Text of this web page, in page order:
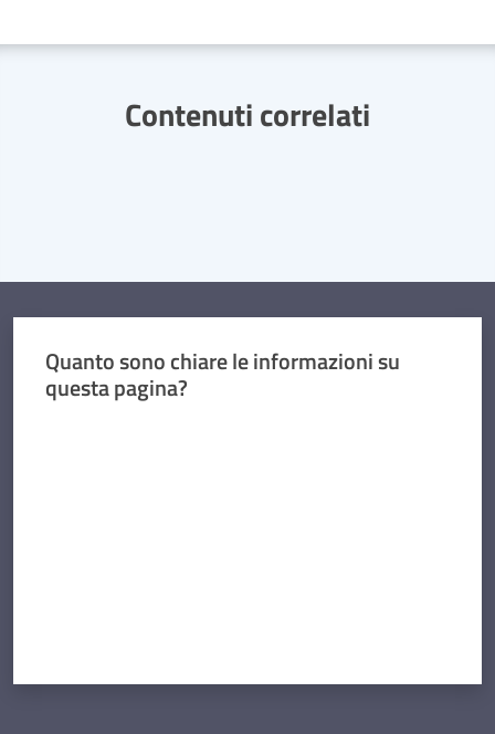
Contenuti correlati
Quanto sono chiare le informazioni su
questa pagina?